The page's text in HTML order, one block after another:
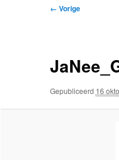
Afbeeldingsnavigatie
← Vorige
Gepubliceerd 16